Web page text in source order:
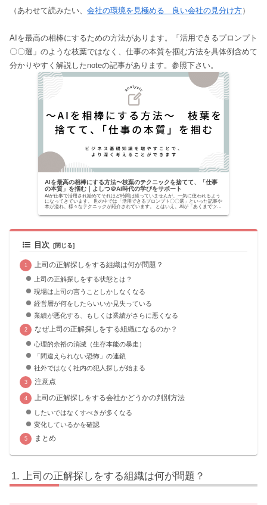
（あわせて読みたい、 会社の環境を見極める 良い会社の見分け方）
AIを最高の相棒にするための方法があります。「活用できるプロンプト
〇〇選」のような枝葉ではなく、仕事の本質を掴む方法を具体例含めて
分かりやすく解説したnoteの記事があります。参照下さい。
AIを最高の相棒にする方法〜枝葉のテクニックを捨てて、「仕事
の本質」を掴む｜よしつ＠AI時代の学びをサポート
AIが仕事で活用され始めてそれほど時間は経っていませんが、一気に使われるよう
になってきています。 世の中では「活用できるプロンプト〇〇選」といった記事や
本が溢れ、様々なテクニックが紹介されています。 とはいえ、AIが「あくまでツー
目次
上司の正解探しをする組織は何が問題？
上司の正解探しをする状態とは？
現場は上司の言うことしかしなくなる
経営層が何をしたらいいか見失っている
業績が悪化する、もしくは業績がさらに悪くなる
なぜ上司の正解探しをする組織になるのか？
心理的余裕の消滅（生存本能の暴走）
「間違えられない恐怖」の連鎖
社外ではなく社内の犯人探しが始まる
注意点
上司の正解探しをする会社かどうかの判別方法
したいではなくすべきが多くなる
変化しているかを確認
まとめ
上司の正解探しをする組織は何が問題？